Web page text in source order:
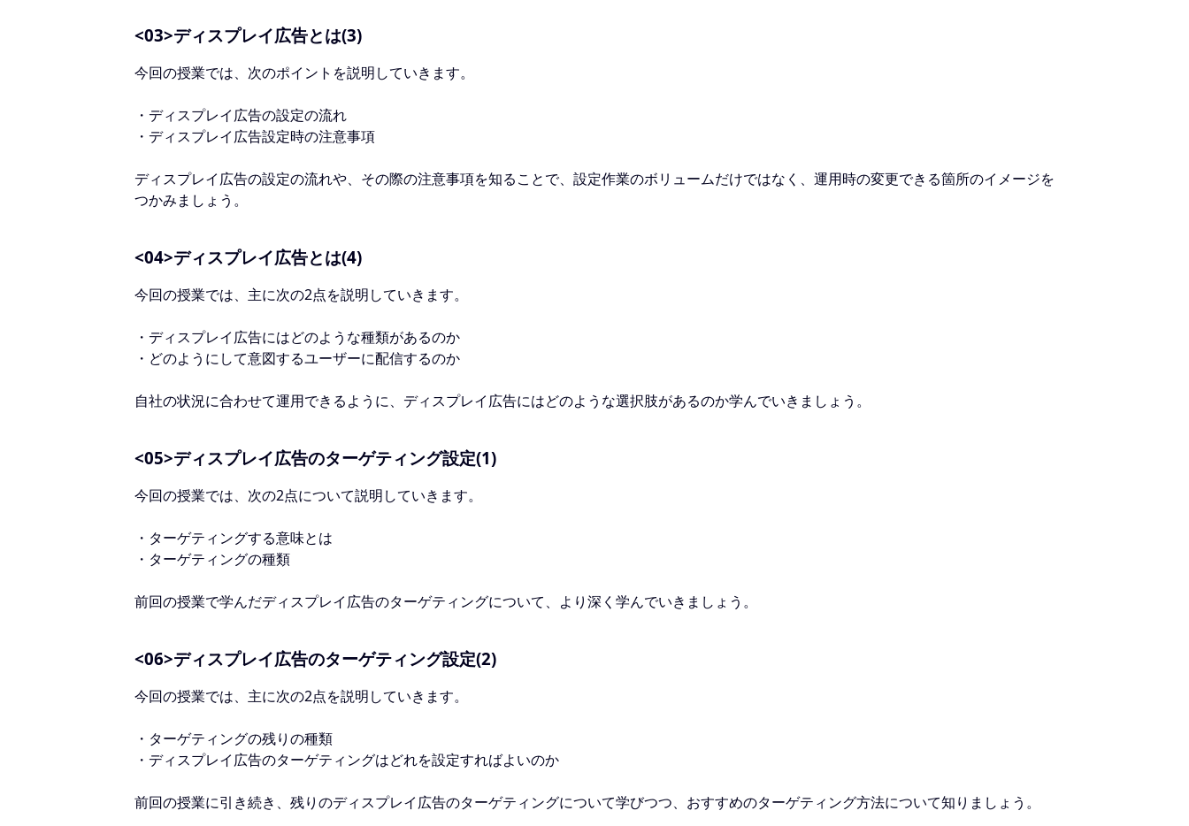
<03>ディスプレイ広告とは(3)
今回の授業では、次のポイントを説明していきます。
・ディスプレイ広告の設定の流れ
・ディスプレイ広告設定時の注意事項
ディスプレイ広告の設定の流れや、その際の注意事項を知ることで、設定作業のボリュームだけではなく、運用時の変更できる箇所のイメージを
つかみましょう。
<04>ディスプレイ広告とは(4)
今回の授業では、主に次の2点を説明していきます。
・ディスプレイ広告にはどのような種類があるのか
・どのようにして意図するユーザーに配信するのか
自社の状況に合わせて運用できるように、ディスプレイ広告にはどのような選択肢があるのか学んでいきましょう。
<05>ディスプレイ広告のターゲティング設定(1)
今回の授業では、次の2点について説明していきます。
・ターゲティングする意味とは
・ターゲティングの種類
前回の授業で学んだディスプレイ広告のターゲティングについて、より深く学んでいきましょう。
<06>ディスプレイ広告のターゲティング設定(2)
今回の授業では、主に次の2点を説明していきます。
・ターゲティングの残りの種類
・ディスプレイ広告のターゲティングはどれを設定すればよいのか
前回の授業に引き続き、残りのディスプレイ広告のターゲティングについて学びつつ、おすすめのターゲティング方法について知りましょう。